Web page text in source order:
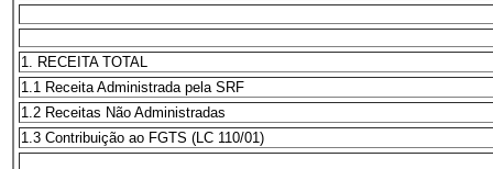
1. RECEITA TOTAL
1.1 Receita Administrada pela SRF
1.2 Receitas Não Administradas
1.3 Contribuição ao FGTS (LC 110/01)